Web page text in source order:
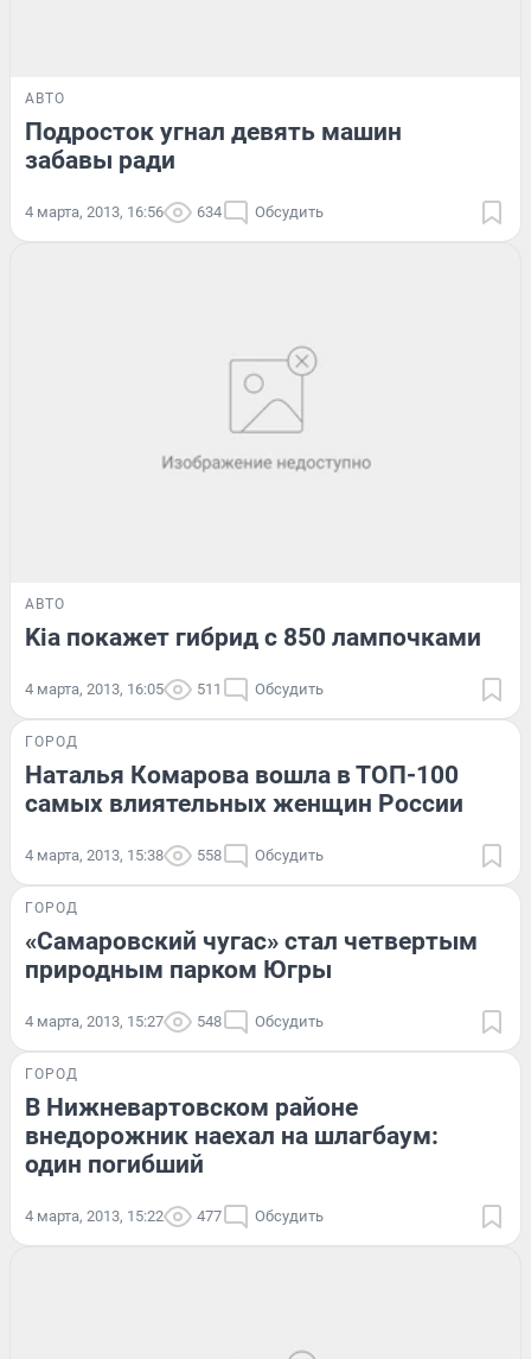
АВТО
Подросток угнал девять машин
забавы ради
4 марта, 2013, 16:56 634 Обсудить
АВТО
Kia покажет гибрид с 850 лампочками
4 марта, 2013, 16:05 511 Обсудить
ГОРОД
Наталья Комарова вошла в ТОП-100
самых влиятельных женщин России
4 марта, 2013, 15:38 558 Обсудить
ГОРОД
«Самаровский чугас» стал четвертым
природным парком Югры
4 марта, 2013, 15:27 548 Обсудить
ГОРОД
В Нижневартовском районе
внедорожник наехал на шлагбаум:
один погибший
4 марта, 2013, 15:22 477 Обсудить